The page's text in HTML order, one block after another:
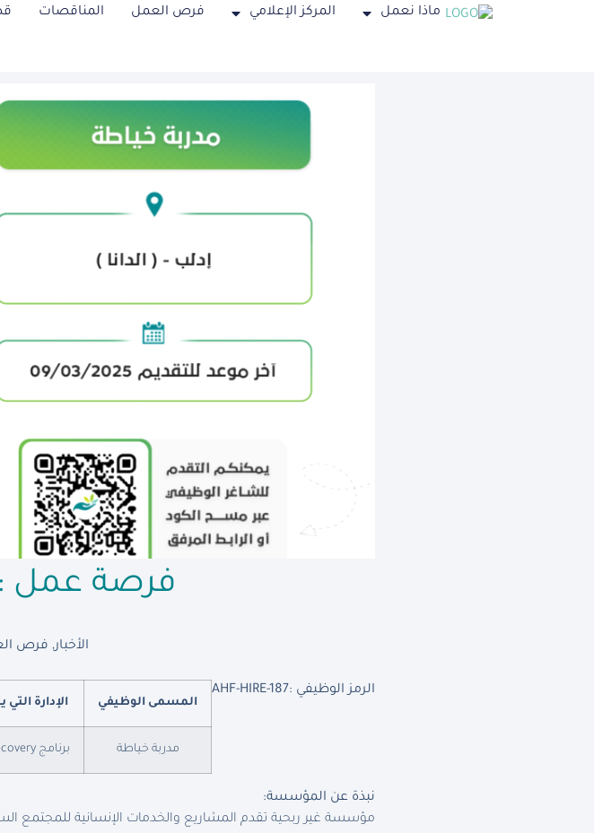
ماذا نعمل المركز الإعلامي فرص العمل المناقصات
فرصة عمل :
الأخبار, فرص
الرمز الوظيفي :AHF-HIRE-187
المسمى الوظيفي الإدارة التي
مدربة خياطة برنامج Early Recovery
نبذة عن المؤسسة:
مؤسسة غير ربحية تقدم المشاريع والخدمات الإنسانية للمجتمع